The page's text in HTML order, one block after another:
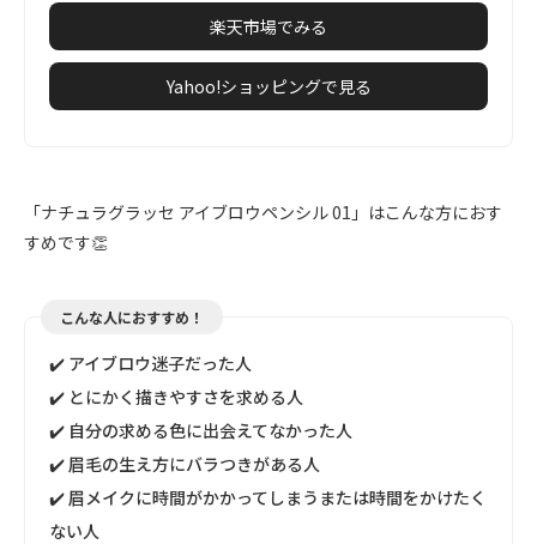
楽天市場でみる
Yahoo!ショッピングで見る
「ナチュラグラッセ アイブロウペンシル 01」はこんな方におす
すめです👏
こんな人におすすめ！
✔️ アイブロウ迷子だった人
✔️ とにかく描きやすさを求める人
✔️ 自分の求める色に出会えてなかった人
✔️ 眉毛の生え方にバラつきがある人
✔️ 眉メイクに時間がかかってしまうまたは時間をかけたく
ない人